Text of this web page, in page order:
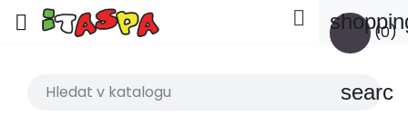
 (0)

search